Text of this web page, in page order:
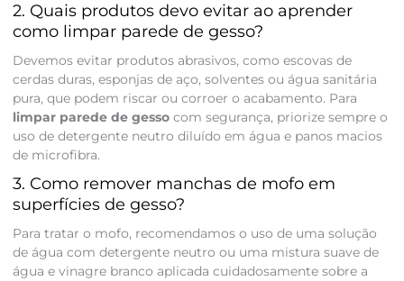
2. Quais produtos devo evitar ao aprender
como limpar parede de gesso?
Devemos evitar produtos abrasivos, como escovas de
cerdas duras, esponjas de aço, solventes ou água sanitária
pura, que podem riscar ou corroer o acabamento. Para
limpar parede de gessocom segurança, priorize sempre o
uso de detergente neutro diluído em água e panos macios
de microfibra.
3. Como remover manchas de mofo em
superfícies de gesso?
Para tratar o mofo, recomendamos o uso de uma solução
de água com detergente neutro ou uma mistura suave de
água e vinagre branco aplicada cuidadosamente sobre a